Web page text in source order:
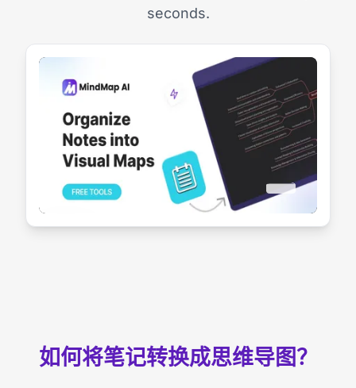
seconds.
如何将笔记转换成思维导图？